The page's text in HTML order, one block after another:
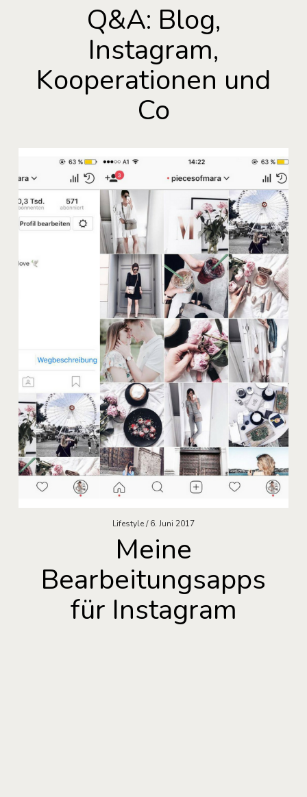
Q&A: Blog,
Instagram,
Kooperationen und
Co
Lifestyle 6. Juni 2017
Meine
Bearbeitungsapps
für Instagram